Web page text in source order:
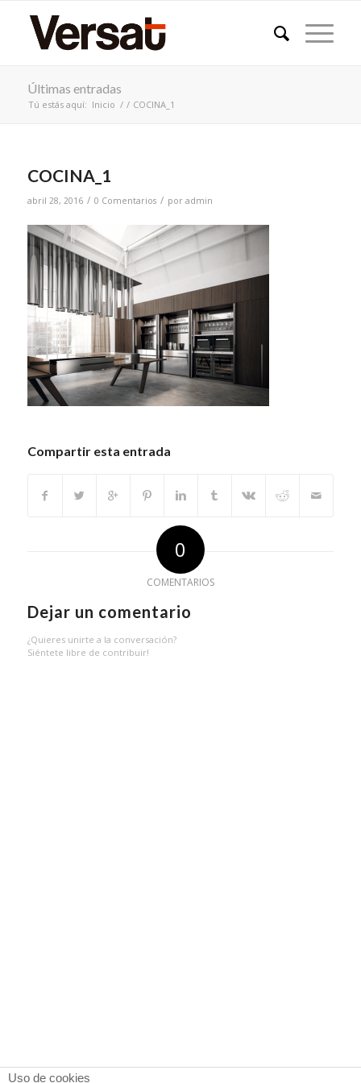
Últimas entradas
Tú estás aquí: Inicio / / COCINA_1
COCINA_1
abril 28, 2016 / 0 Comentarios / por admin
Compartir esta entrada
0
COMENTARIOS
Dejar un comentario
¿Quieres unirte a la conversación?
Siéntete libre de contribuir!
Uso de cookies